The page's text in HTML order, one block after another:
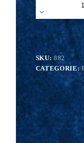
aantal
SKU:882
CATEGORIE: